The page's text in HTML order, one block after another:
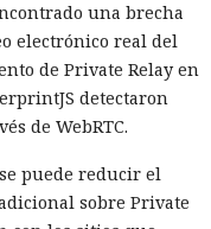
una brecha
electrónico real del
de Private Relay en
detectaron
de WebRTC.
puede reducir el
sobre Private